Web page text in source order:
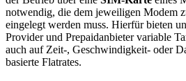
notwendig, die dem jeweiligen Modem
eingelegt werden muss. Hierfür bieten
Provider und Prepaidanbieter variable
auch auf Zeit-, Geschwindigkeit- oder
basierte Flatrates.